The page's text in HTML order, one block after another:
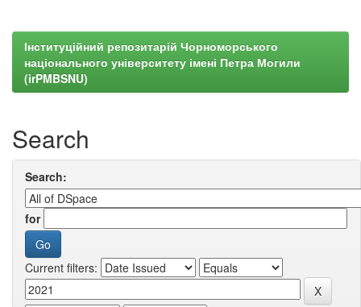
Інституційний репозитарій Чорноморського
національного університету імені Петра Могили
(irPMBSNU)
Search
Search:
for
Current filters: